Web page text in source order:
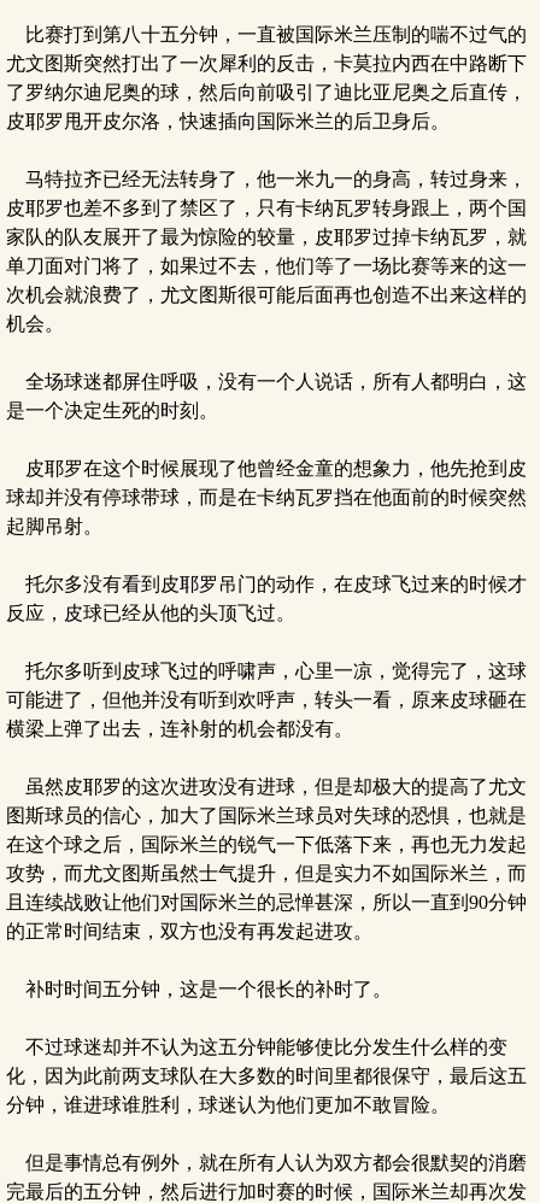
比赛打到第八十五分钟，一直被国际米兰压制的喘不过气的
尤文图斯突然打出了一次犀利的反击，卡莫拉内西在中路断下
了罗纳尔迪尼奥的球，然后向前吸引了迪比亚尼奥之后直传，
皮耶罗甩开皮尔洛，快速插向国际米兰的后卫身后。
马特拉齐已经无法转身了，他一米九一的身高，转过身来，
皮耶罗也差不多到了禁区了，只有卡纳瓦罗转身跟上，两个国
家队的队友展开了最为惊险的较量，皮耶罗过掉卡纳瓦罗，就
单刀面对门将了，如果过不去，他们等了一场比赛等来的这一
次机会就浪费了，尤文图斯很可能后面再也创造不出来这样的
机会。
全场球迷都屏住呼吸，没有一个人说话，所有人都明白，这
是一个决定生死的时刻。
皮耶罗在这个时候展现了他曾经金童的想象力，他先抢到皮
球却并没有停球带球，而是在卡纳瓦罗挡在他面前的时候突然
起脚吊射。
托尔多没有看到皮耶罗吊门的动作，在皮球飞过来的时候才
反应，皮球已经从他的头顶飞过。
托尔多听到皮球飞过的呼啸声，心里一凉，觉得完了，这球
可能进了，但他并没有听到欢呼声，转头一看，原来皮球砸在
横梁上弹了出去，连补射的机会都没有。
虽然皮耶罗的这次进攻没有进球，但是却极大的提高了尤文
图斯球员的信心，加大了国际米兰球员对失球的恐惧，也就是
在这个球之后，国际米兰的锐气一下低落下来，再也无力发起
攻势，而尤文图斯虽然士气提升，但是实力不如国际米兰，而
且连续战败让他们对国际米兰的忌惮甚深，所以一直到90分钟
的正常时间结束，双方也没有再发起进攻。
补时时间五分钟，这是一个很长的补时了。
不过球迷却并不认为这五分钟能够使比分发生什么样的变
化，因为此前两支球队在大多数的时间里都很保守，最后这五
分钟，谁进球谁胜利，球迷认为他们更加不敢冒险。
但是事情总有例外，就在所有人认为双方都会很默契的消磨
完最后的五分钟，然后进行加时赛的时候，国际米兰却再次发